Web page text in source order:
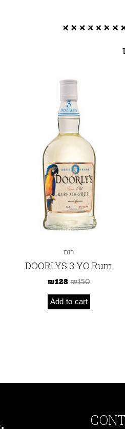
רום
DOORLYS 3 YO Rum
₪150
₪128
Add to cart